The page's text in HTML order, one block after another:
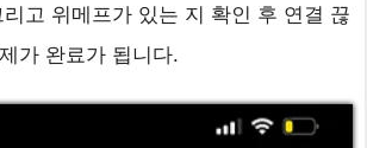
고 위메프가 있는 지 확인 후 연결 끊
가 완료가 됩니다.